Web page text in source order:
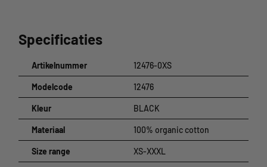
Maat:XS-XXXL
Specificaties
Artikelnummer 12476-0XS
Modelcode 12476
Kleur BLACK
Materiaal 100% organic cotton
Size range XS-XXXL